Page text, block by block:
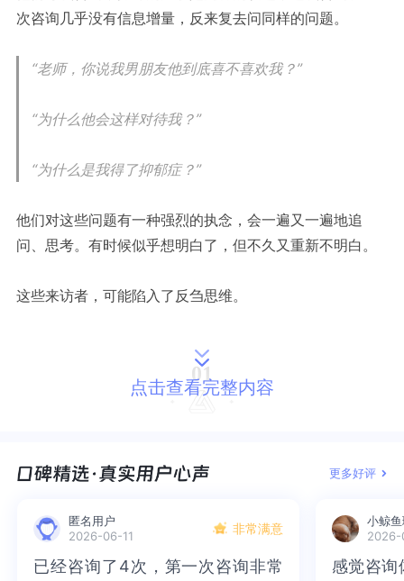
次咨询几乎没有信息增量，反来复去问同样的问题。
“老师，你说我男朋友他到底喜不喜欢我？”
“为什么他会这样对待我？”
“为什么是我得了抑郁症？”
他们对这些问题有一种强烈的执念，会一遍又一遍地追
问、思考。有时候似乎想明白了，但不久又重新不明白。
这些来访者，可能陷入了反刍思维。
01
一种被动的、以自我为中心的、难以控制的重复性消极想
点击查看完整内容
更多好评
匿名用户
2026-06-11
非常满意
已经咨询了4次，第一次咨询非常
已经咨询了4次，第一次咨询非常
小鲸
感觉咨询
感觉咨询